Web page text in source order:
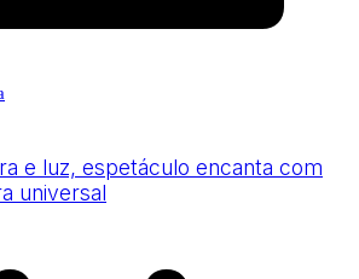
e luz, espetáculo encanta com
universal